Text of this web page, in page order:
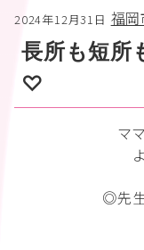
2024年12月31日 福
長所も短所
♡
マ
◎先